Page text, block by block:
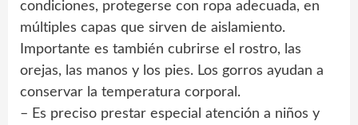
condiciones, protegerse con ropa adecuada, en
múltiples capas que sirven de aislamiento.
Importante es también cubrirse el rostro, las
orejas, las manos y los pies. Los gorros ayudan a
conservar la temperatura corporal.
– Es preciso prestar especial atención a niños y